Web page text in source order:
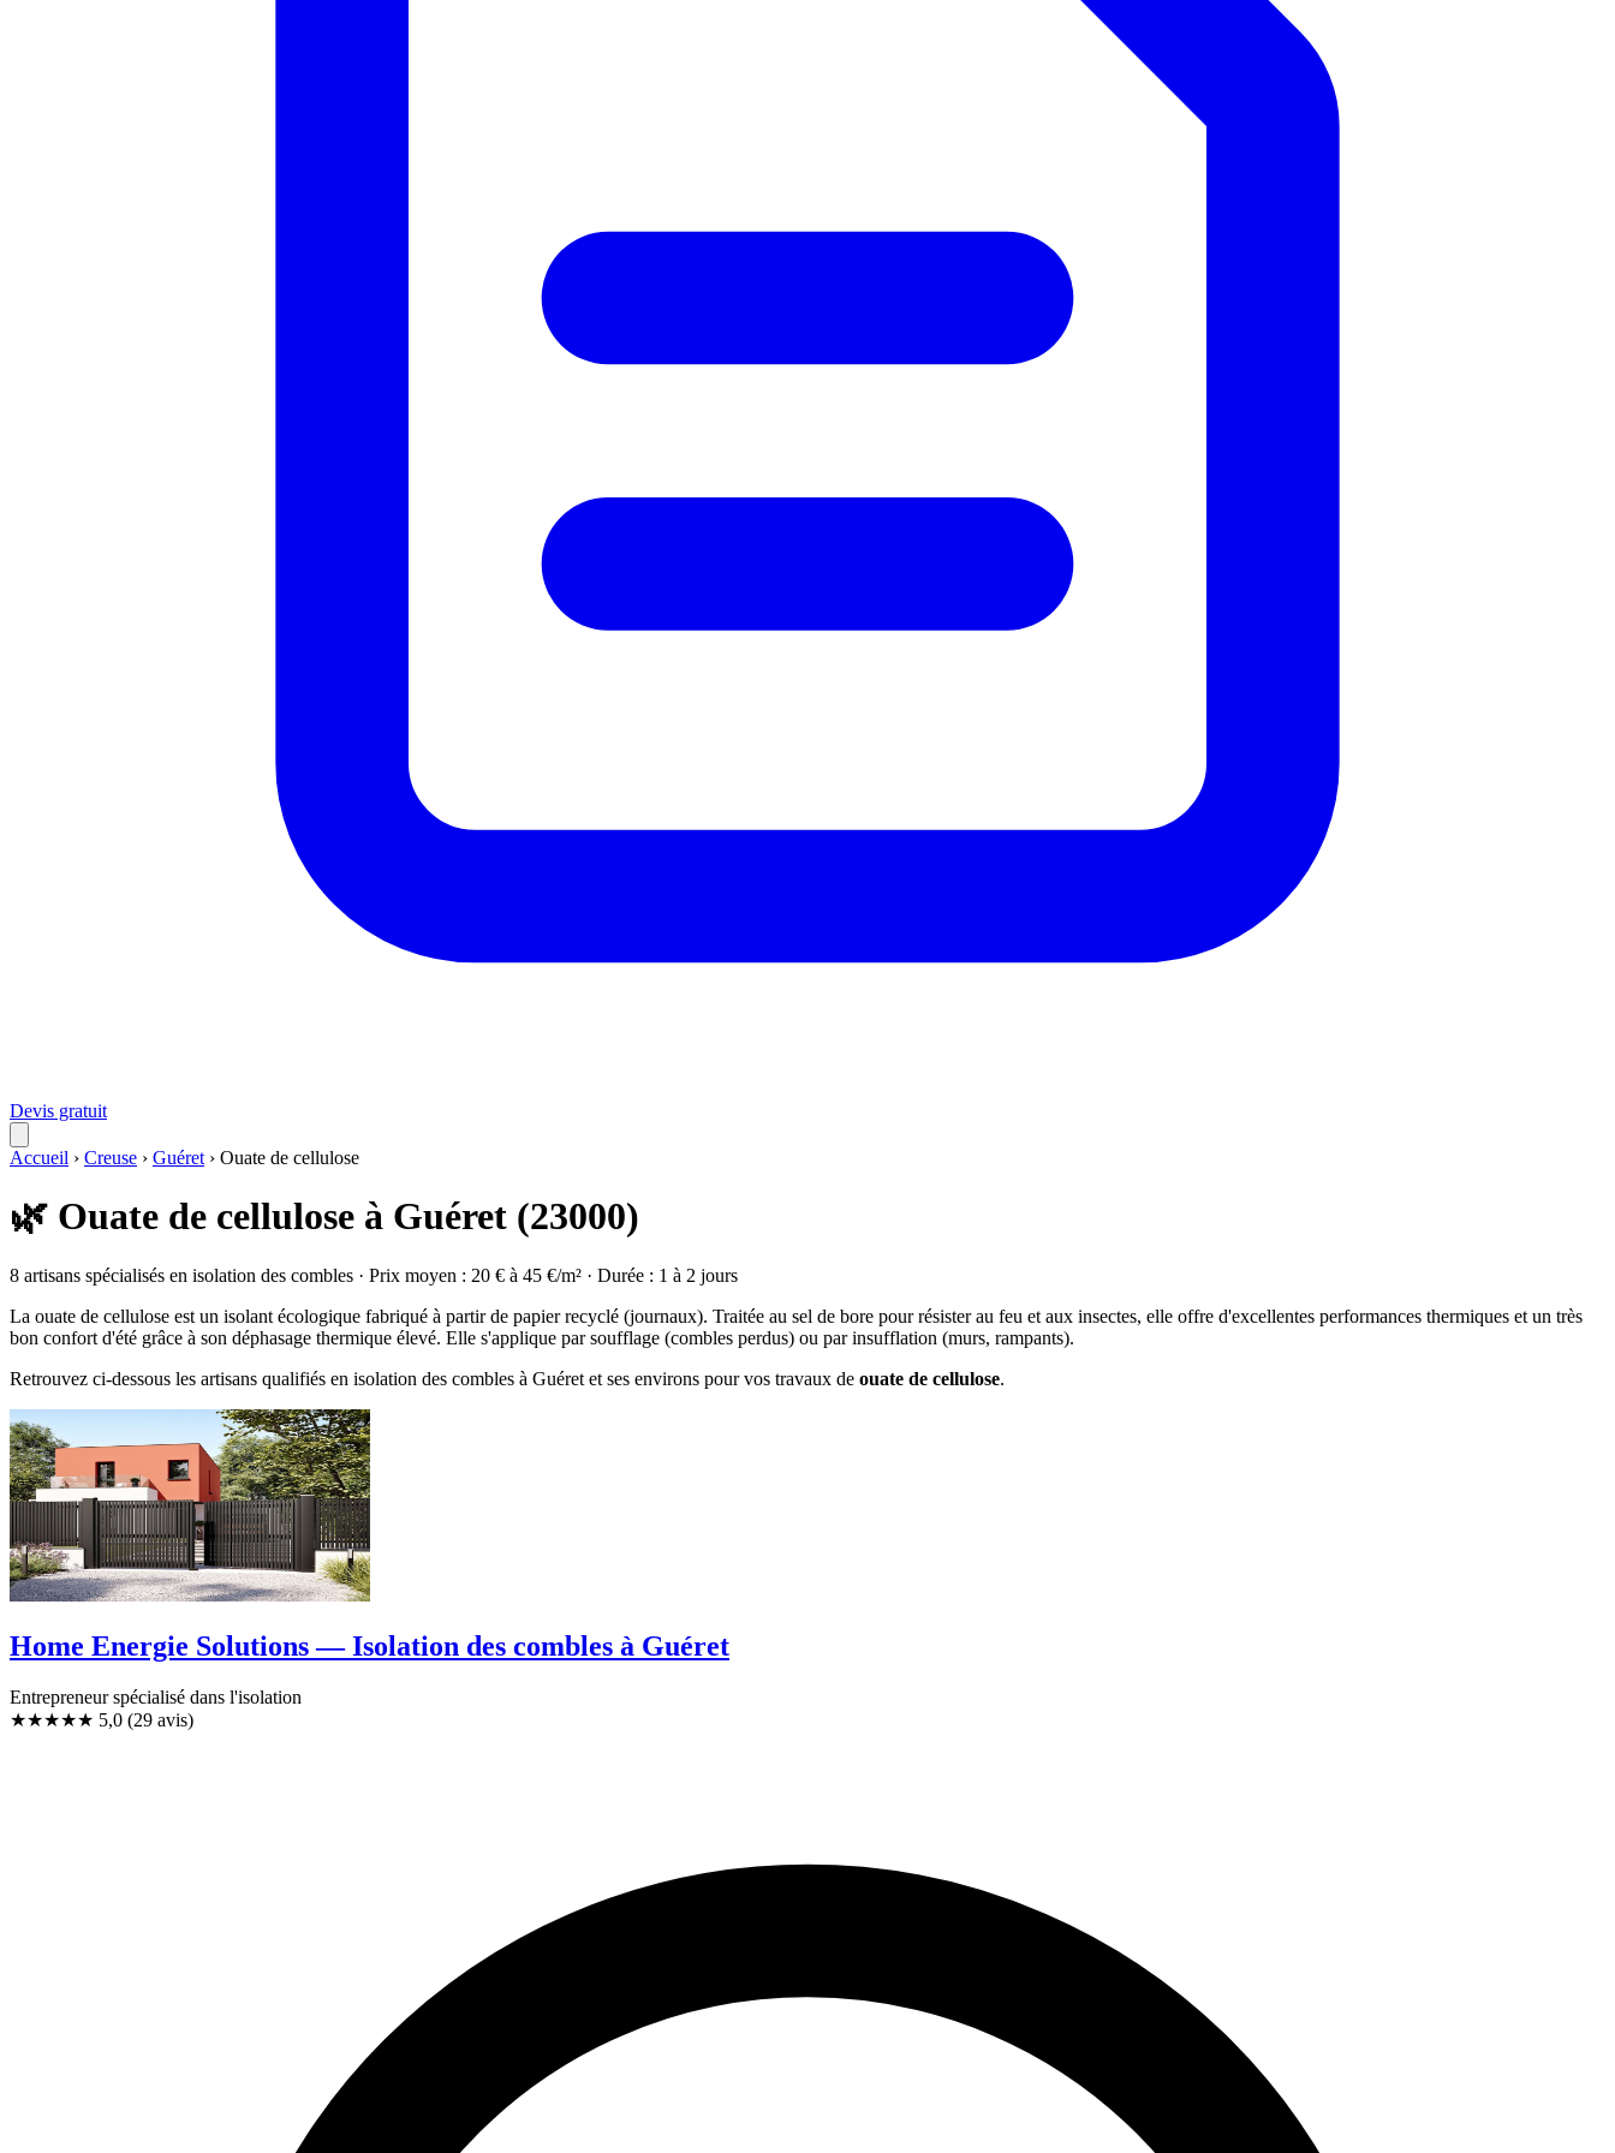
Devis gratuit
Accueil › Creuse › Guéret › Ouate de cellulose
🌿 Ouate de cellulose à Guéret (23000)
8 artisans spécialisés en isolation des combles · Prix moyen : 20 € à 45 €/m² · Durée : 1 à 2 jours
La ouate de cellulose est un isolant écologique fabriqué à partir de papier recyclé (journaux). Traitée au sel de bore pour résister au feu et aux insectes, elle offre d'excellentes performances thermiques et un très
bon confort d'été grâce à son déphasage thermique élevé. Elle s'applique par soufflage (combles perdus) ou par insufflation (murs, rampants).
Retrouvez ci-dessous les artisans qualifiés en isolation des combles à Guéret et ses environs pour vos travaux de ouate de cellulose.
Home Energie Solutions — Isolation des combles à Guéret
Entrepreneur spécialisé dans l'isolation
★★★★★ 5,0 (29 avis)